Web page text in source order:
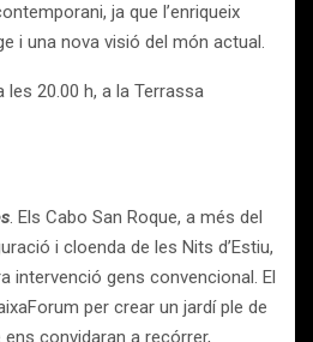
ja que l’enriqueix
i una nova visió del món actual.
les 20.00 h, a la Terrassa
. Els Cabo San Roque, a més del
i cloenda de les Nits d’Estiu,
intervenció gens convencional. El
per crear un jardí ple de
convidaran a recórrer,